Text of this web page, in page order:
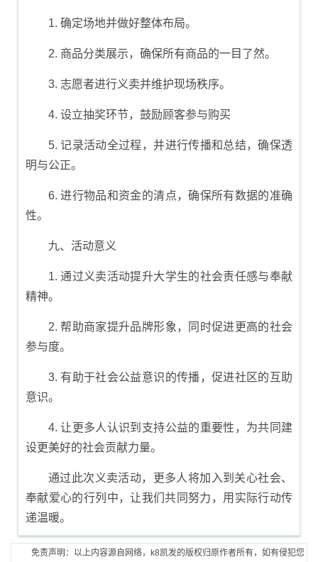
1. 确定场地并做好整体布局。
2. 商品分类展示，确保所有商品的一目了然。
3. 志愿者进行义卖并维护现场秩序。
4. 设立抽奖环节，鼓励顾客参与购买
5. 记录活动全过程，并进行传播和总结，确保透
明与公正。
6. 进行物品和资金的清点，确保所有数据的准确
性。
九、活动意义
1. 通过义卖活动提升大学生的社会责任感与奉献
精神。
2. 帮助商家提升品牌形象，同时促进更高的社会
参与度。
3. 有助于社会公益意识的传播，促进社区的互助
意识。
4. 让更多人认识到支持公益的重要性，为共同建
设更美好的社会贡献力量。
通过此次义卖活动，更多人将加入到关心社会、
奉献爱心的行列中，让我们共同努力，用实际行动传
递温暖。
免责声明：以上内容源自网络，k8凯发的版权归原作者所有，如有侵犯您